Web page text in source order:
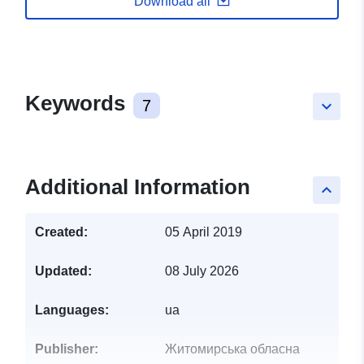
keyboard_arrow_down
Keywords 7
keyboard_arrow_up
Additional Information
Created: 05 April 2019
Updated: 08 July 2026
Languages: ua
Publisher:
Житомирська обласна